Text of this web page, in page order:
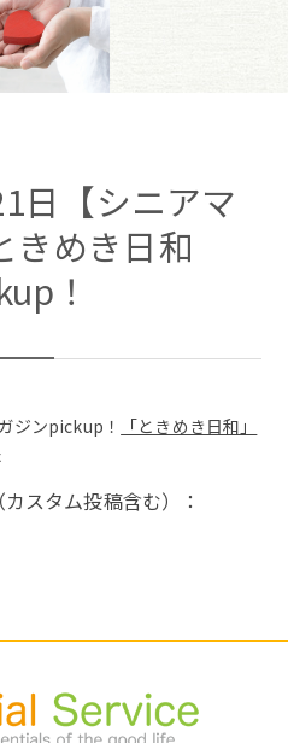
日【シニアマ
きめき日和
！
ジンpickup！
「ときめき日和」
スタム投稿含む）：